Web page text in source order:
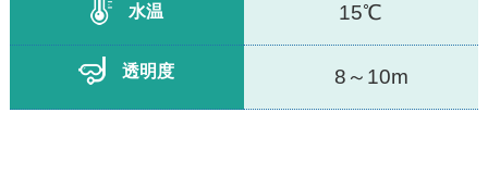
水温 15℃
透明度 8～10m